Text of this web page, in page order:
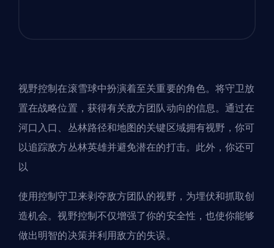
视野控制在滚雪球中扮演着至关重要的角色。将守卫放
置在战略位置，获得有关敌方团队动向的信息。通过在
河口入口、丛林路径和地图的关键区域拥有视野，你可
以追踪敌方丛林英雄并避免潜在的打击。此外，你还可
以
使用控制守卫来剥夺敌方团队的视野，为埋伏和抓取创
造机会。视野控制不仅增强了你的安全性，也使你能够
做出明智的决策并利用敌方的失误。